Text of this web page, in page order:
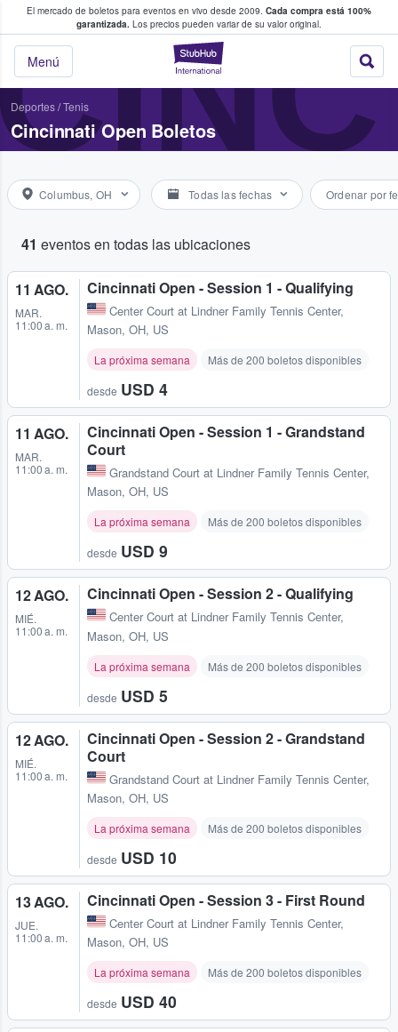
El mercado de boletos para eventos en vivo desde 2009. Cada compra está 100%
garantizada. Los precios pueden variar de su valor original.
StubHub: donde
Menú
fans compran y venden boletos
Deportes/Tenis
Cincinnati Open Boletos
Columbus, OH Todas las fechas Ordenar por
41 eventos en todas las ubicaciones
11 AGO.
MAR.
11:00 a. m.
Cincinnati Open - Session 1 - Qualifying
Center Court at Lindner Family Tennis Center,
Mason, OH, US
La próxima semana Más de 200 boletos disponibles
desde USD 4
11 AGO.
MAR.
11:00 a. m.
Cincinnati Open - Session 1 - Grandstand
Court
Grandstand Court at Lindner Family Tennis Center,
Mason, OH, US
La próxima semana Más de 200 boletos disponibles
desde USD 9
12 AGO.
MIÉ.
11:00 a. m.
Cincinnati Open - Session 2 - Qualifying
Center Court at Lindner Family Tennis Center,
Mason, OH, US
La próxima semana Más de 200 boletos disponibles
desde USD 5
12 AGO.
MIÉ.
11:00 a. m.
Cincinnati Open - Session 2 - Grandstand
Court
Grandstand Court at Lindner Family Tennis Center,
Mason, OH, US
La próxima semana Más de 200 boletos disponibles
desde USD 10
13 AGO.
JUE.
11:00 a. m.
Cincinnati Open - Session 3 - First Round
Center Court at Lindner Family Tennis Center,
Mason, OH, US
La próxima semana Más de 200 boletos disponibles
desde USD 40